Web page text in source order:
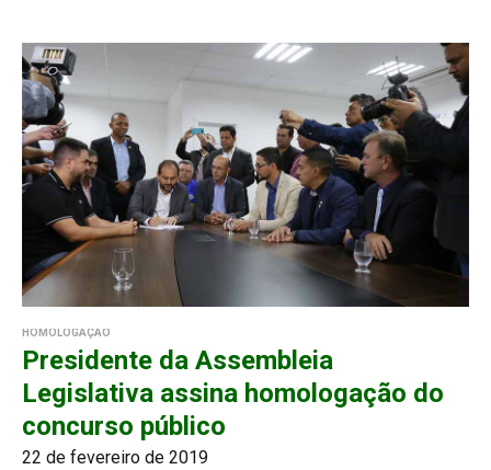
HOMOLOGAÇÃO
Presidente da Assembleia
Legislativa assina homologação do
concurso público
22 de fevereiro de 2019